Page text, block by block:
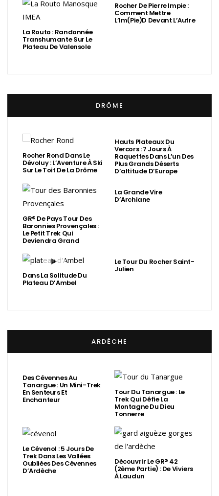
La Routo : Randonnée
Transhumante Sur Le
Plateau De Valensole
Rocher De Pierre Impie :
Comment Mettre
L’Im(Pie)d Devant L’Autre
DRÔME
Rocher Rond Dans Le
Dévoluy : L’Aventure À Ski
Sur Le Toit De La Drôme
Hauts Plateaux Du
Vercors : 7 Jours À
Raquettes Dans L’un Des
Plus Grands Déserts
D’altitude D’Europe
GR® De Pays Tour Des
Baronnies Provençales :
Le Petit Trek Qui
Deviendra Grand
La Grande Vire
D’Archiane
Dans La Solitude Du
Plateau D’Ambel
Le Tour Du Rocher Saint-
Julien
ARDÈCHE
Des Cévennes Au
Tanargue : Un Mini-Trek
En Senteurs Et
Enchanteur
Tour Du Tanargue : Le
Trek Qui Défie La
Montagne Du Dieu
Tonnerre
Le Cévenol : 5 Jours De
Trek Dans Les Vallées
Oubliées Des Cévennes
D’Ardèche
Découvrir Le GR® 42
(2ème Partie) : De Viviers
À Laudun